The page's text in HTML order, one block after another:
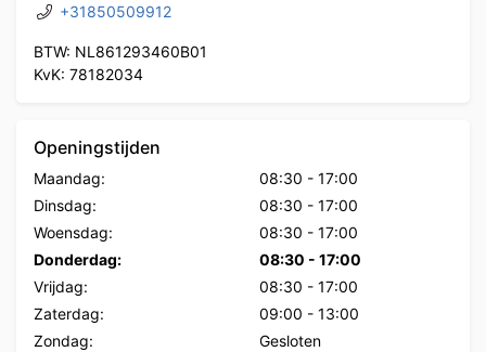
+31850509912
BTW: NL861293460B01
KvK: 78182034
Openingstijden
Maandag: 08:30 - 17:00
Dinsdag:
08:30 - 17:00
Woensdag:
08:30 - 17:00
Donderdag:
08:30 - 17:00
Vrijdag:
08:30 - 17:00
Zaterdag:
09:00 - 13:00
Zondag:
Gesloten